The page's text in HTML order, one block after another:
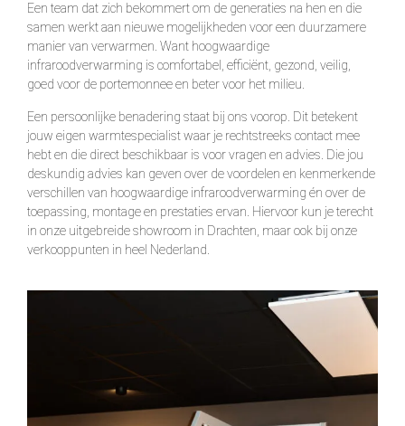
Een team dat zich bekommert om de generaties na hen en die
samen werkt aan nieuwe mogelijkheden voor een duurzamere
manier van verwarmen. Want hoogwaardige
infraroodverwarming is comfortabel, efficiënt, gezond, veilig,
goed voor de portemonnee en beter voor het milieu.
Een persoonlijke benadering staat bij ons voorop. Dit betekent
jouw eigen warmtespecialist waar je rechtstreeks contact mee
hebt en die direct beschikbaar is voor vragen en advies. Die jou
deskundig advies kan geven over de voordelen en kenmerkende
verschillen van hoogwaardige infraroodverwarming én over de
toepassing, montage en prestaties ervan. Hiervoor kun je terecht
in onze uitgebreide showroom in Drachten, maar ook bij onze
verkooppunten in heel Nederland.